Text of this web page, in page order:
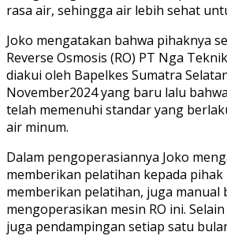
rasa air, sehingga air lebih sehat
Joko mengatakan bahwa pihaknya
Reverse Osmosis (RO) PT Nga
diakui oleh Bapelkes Sumatra
November2024 yang baru lalu
telah memenuhi standar yang
air minum.
Dalam pengoperasiannya Joko
memberikan pelatihan kepada pihak
memberikan pelatihan, juga manual
mengoperasikan mesin RO ini.
juga pendampingan setiap satu